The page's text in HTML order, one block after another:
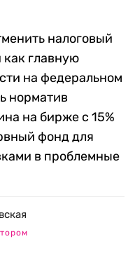
налоговый
главную
на федеральном
норматив
на бирже с 15%
фонд для
в проблемные